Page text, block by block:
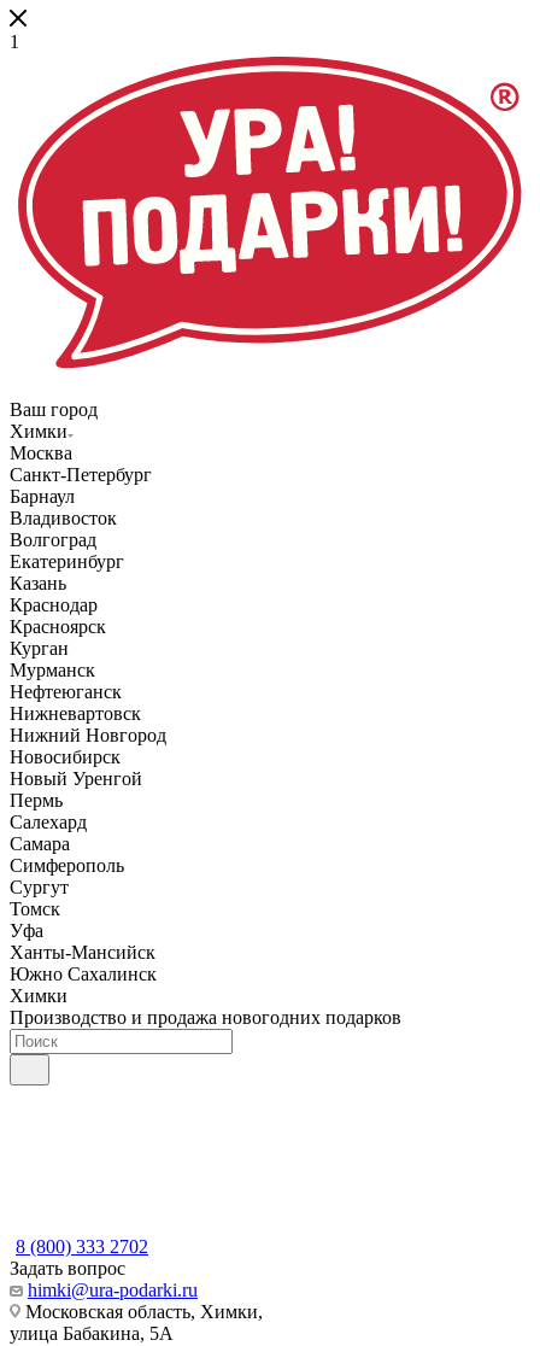
1
Ваш город
Химки
Москва
Санкт-Петербург
Барнаул
Владивосток
Волгоград
Екатеринбург
Казань
Краснодар
Красноярск
Курган
Мурманск
Нефтеюганск
Нижневартовск
Нижний Новгород
Новосибирск
Новый Уренгой
Пермь
Салехард
Самара
Симферополь
Сургут
Томск
Уфа
Ханты-Мансийск
Южно Сахалинск
Химки
Производство и продажа новогодних подарков
8 (800) 333 2702
Задать вопрос
himki@ura-podarki.ru
Московская область, Химки,
улица Бабакина, 5А